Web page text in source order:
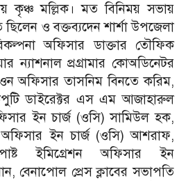
কৃঞ্চ মল্লিক। মত বিনিময় সভায়
ছিলেন ও বক্তব্যদেন শার্শা উপজেলা
অফিসার ডাক্তার তৌফিক
ন্যাশনাল প্রগ্রামার কোঅডিনেটর
অফিসার তাসনিম বিনতে করিম,
ডাইরেক্টর এস এম আজাহারুল
ইন চার্জ (ওসি) সামিউল হক,
অফিসার ইন চার্জ (ওসি) আশরাফ,
ইমিগ্রেশন অফিসার ইন
বেনাপোল প্রেস ক্লাবের সভাপতি